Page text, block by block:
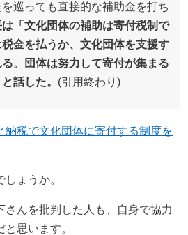
巡っても直接的な補助金を打ち
「文化団体の補助は寄付税制で
金を払うか、文化団体を支援す
。団体は努力して寄付が集まる
話した。 (引用終わり)
納税で文化団体に寄付する制度を
ょうか。
さんを批判した人も、自身で協力
思います。